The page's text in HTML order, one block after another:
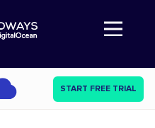
Abre a navegação
START FREE TRIAL